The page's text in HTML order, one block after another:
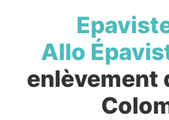
Allo
enlèvement